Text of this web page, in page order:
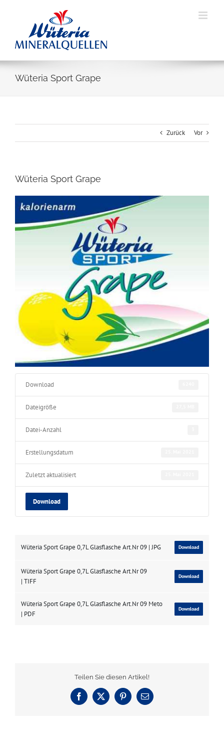
Wüteria Sport Grape
Zurück Vor
Wüteria Sport Grape
Download
Dateigröße
Datei-Anzahl
Erstellungsdatum
Zuletzt aktualisiert
Download
Wüteria Sport Grape 0,7L Glasflasche Art.Nr 09 | JPG Download
Wüteria Sport Grape 0,7L Glasflasche Art.Nr 09
| TIFF
Download
Wüteria Sport Grape 0,7L Glasflasche Art.Nr 09 Meto
| PDF
Download
Teilen Sie diesen Artikel!
Facebook
X PinterestE-
Mail